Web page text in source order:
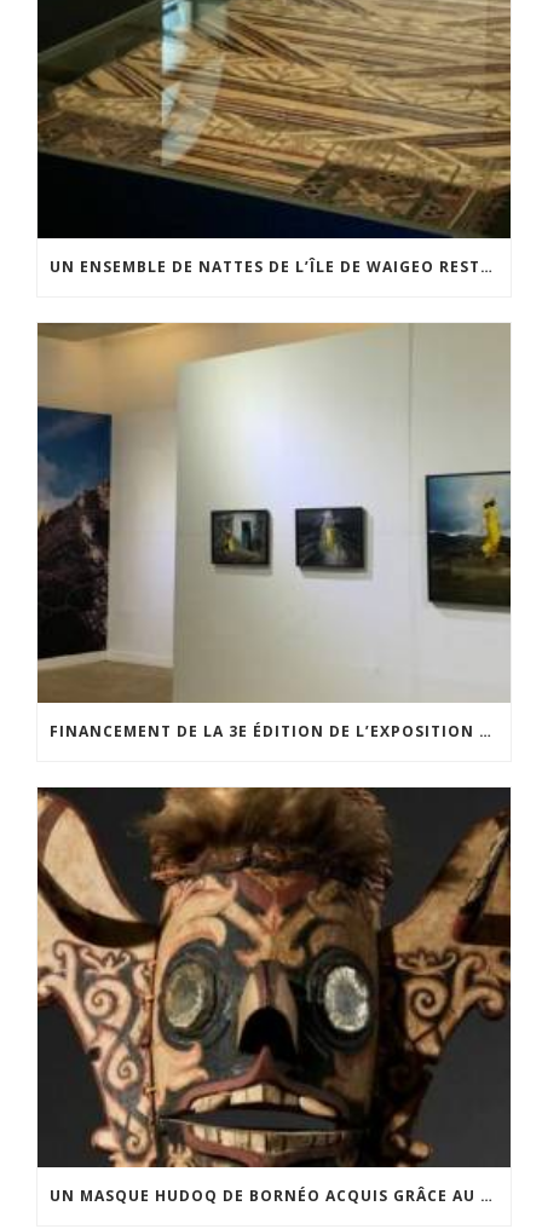
UN ENSEMBLE DE NATTES DE L’ÎLE DE WAIGEO RESTAURÉ GRÂCE AU SOUTIEN DU CERCLE LÉVI-STRAUSS
FINANCEMENT DE LA 3E ÉDITION DE L’EXPOSITION DU PRIX POUR LA PHOTOGRAPHIE PAR LE CERCLE POUR LA PHOTOGRAPHIE ET L’ART CONTEMPORAIN
UN MASQUE HUDOQ DE BORNÉO ACQUIS GRÂCE AU SOUTIEN DU CERCLE LÉVI-STRAUSS